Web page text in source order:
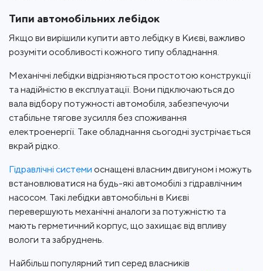
Типи автомобільних лебідок
Якщо ви вирішили купити авто лебідку в Києві, важливо
розуміти особливості кожного типу обладнання.
Механічні лебідки відрізняються простотою конструкції
та надійністю в експлуатації. Вони підключаються до
вала відбору потужності автомобіля, забезпечуючи
стабільне тягове зусилля без споживання
електроенергії. Таке обладнання сьогодні зустрічається
вкрай рідко.
Гідравлічні системи оснащені власним двигуном і можуть
встановлюватися на будь-які автомобілі з гідравлічним
насосом. Такі лебідки автомобільні в Києві
перевершують механічні аналоги за потужністю та
мають герметичний корпус, що захищає від впливу
вологи та забруднень.
Найбільш популярний тип серед власників